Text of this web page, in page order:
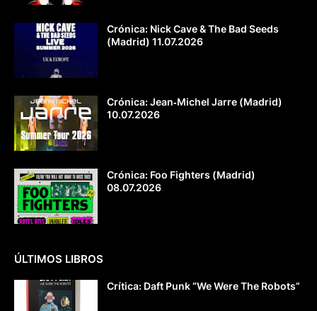
Crónica: Nick Cave & The Bad Seeds
(Madrid) 11.07.2026
Crónica: Jean‐Michel Jarre (Madrid)
10.07.2026
Crónica: Foo Fighters (Madrid)
08.07.2026
ÚLTIMOS LIBROS
Crítica: Daft Punk “We Were The Robots”